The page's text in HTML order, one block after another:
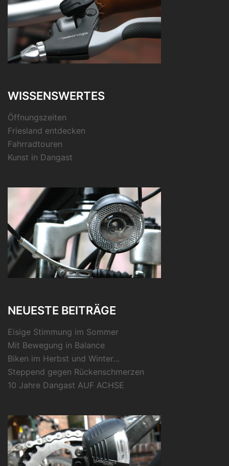
WISSENSWERTES
Öffnungszeiten
Friesland entdecken
Fahrradtouren
Kunst in Dangast
NEUESTE BEITRÄGE
Eisige Stimmung im Sommer
Mit Bewegung in Balance
Biken im Herbst und Winter…
Steppend gegen Rückenschmerzen
10 Jahre Dangast AUF ACHSE